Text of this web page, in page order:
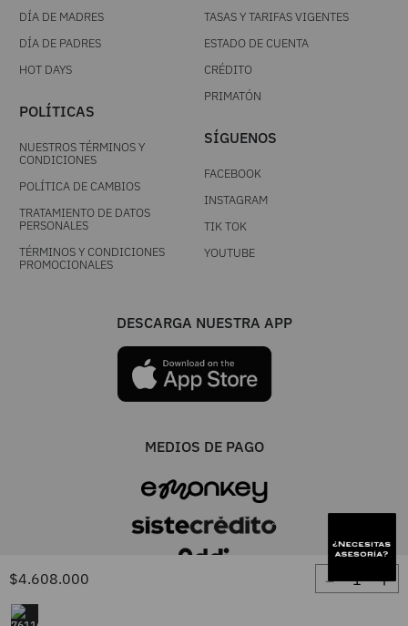
$4.608.000 ＋
－
DÍA DE MADRES
DÍA DE PADRES
HOT DAYS
POLÍTICAS
NUESTROS TÉRMINOS Y
CONDICIONES
POLÍTICA DE CAMBIOS
TRATAMIENTO DE DATOS
PERSONALES
TÉRMINOS Y CONDICIONES
PROMOCIONALES
TASAS Y TARIFAS VIGENTES
ESTADO DE CUENTA
CRÉDITO
PRIMATÓN
SÍGUENOS
FACEBOOK
INSTAGRAM
TIK TOK
YOUTUBE
DESCARGA NUESTRA APP
MEDIOS DE PAGO
UNA MARCA TIENDACOL S.A.S. / Línea única 604 444 0101 - Resto del